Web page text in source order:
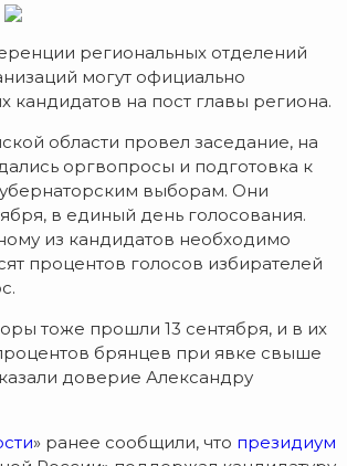
региональных отделений
могут официально
кандидатов на пост главы региона.
области провел заседание, на
оргвопросы и подготовка к
выборам. Они
в единый день голосования.
из кандидатов необходимо
процентов голосов избирателей
тоже прошли 13 сентября, и в их
брянцев при явке свыше
доверие Александру
» ранее сообщили, что президиум